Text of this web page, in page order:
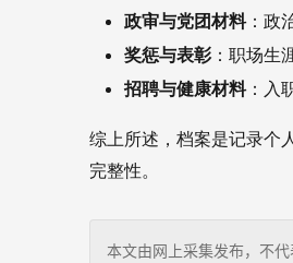
政审与党团材料：政
奖惩与表彰 ：职场生
招聘与健康材料：入
综上所述，档案是记录个
完整性。
本文由网上采集发布，不